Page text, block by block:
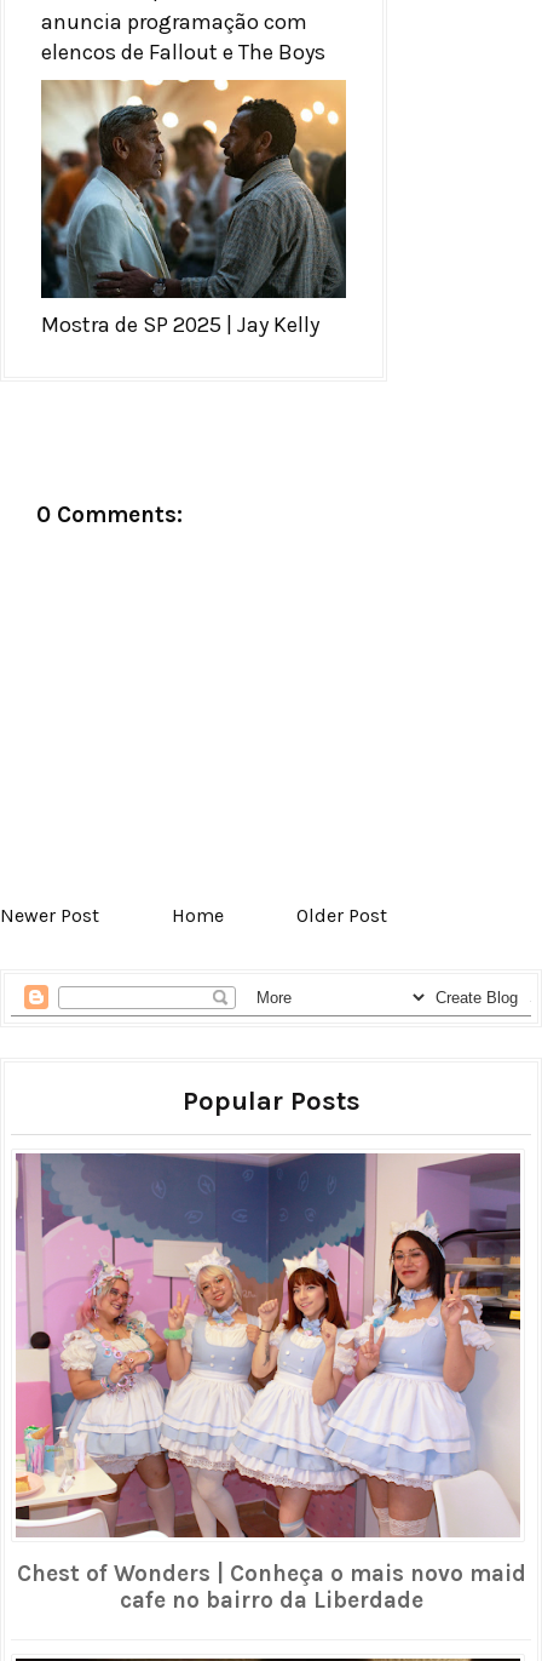
anuncia programação com
elencos de Fallout e The Boys
Mostra de SP 2025 | Jay Kelly
0 Comments:
Newer Post Home Older Post
Popular Posts
Chest of Wonders | Conheça o mais novo maid
cafe no bairro da Liberdade